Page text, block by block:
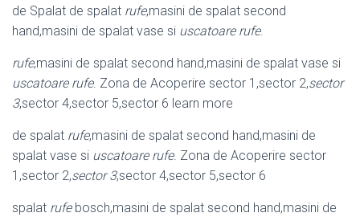
de Spalat de spalat rufe,masini de spalat second
hand,masini de spalat vase si uscatoare rufe.
rufe,masini de spalat second hand,masini de spalat vase si
uscatoare rufe. Zona de Acoperire sector 1,sector 2,sector
3,sector 4,sector 5,sector 6 learn more
de spalat rufe,masini de spalat second hand,masini de
spalat vase si uscatoare rufe. Zona de Acoperire sector
1,sector 2,sector 3,sector 4,sector 5,sector 6
spalat rufebosch,masini de spalat second hand,masini de